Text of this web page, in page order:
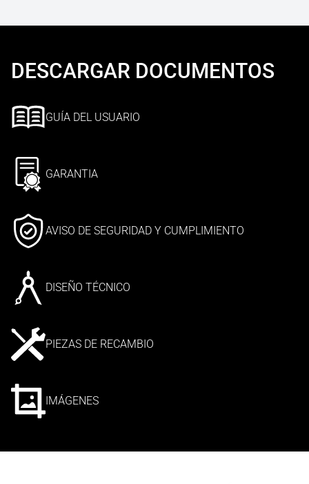
DESCARGAR DOCUMENTOS
GUÍA DEL USUARIO
GARANTIA
AVISO DE SEGURIDAD Y CUMPLIMIENTO
DISEÑO TÉCNICO
PIEZAS DE RECAMBIO
IMÁGENES